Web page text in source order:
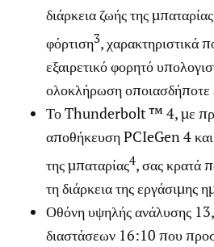
διάρκεια ζωής της
φόρτιση3, χαρακτηριστικά
εξαιρετικό φορητό
ολοκλήρωση οποιασδήποτε
Το Thunderbolt ™ 4, με
αποθήκευση PCIeGen 4 και
της μπαταρίας4, σας κρατά
τη διάρκεια της εργάσιμης
Οθόνη υψηλής ανάλυσης
διαστάσεων 16:10 που